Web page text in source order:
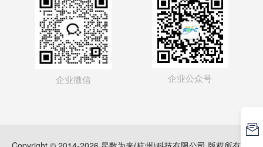
企业微信 企业公众号
